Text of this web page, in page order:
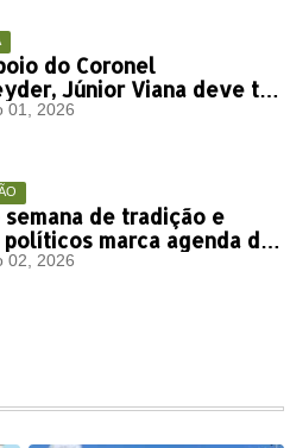
do Coronel
Júnior Viana deve ter
expressiva em Timon
01, 2026
semana de tradição e
políticos marca agenda de
Brandão em Colinas
02, 2026